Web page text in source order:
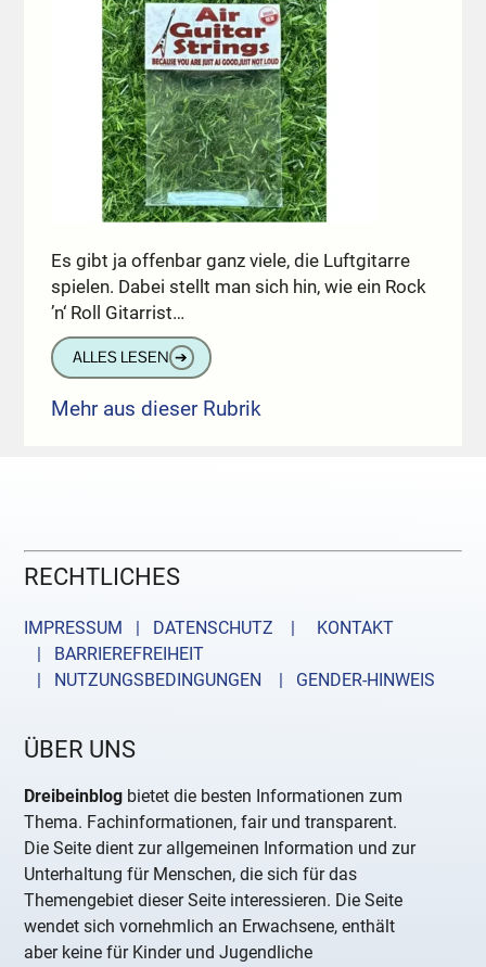
Es gibt ja offenbar ganz viele, die Luftgitarre
spielen. Dabei stellt man sich hin, wie ein Rock
’n‘ Roll Gitarrist…
ALLES LESEN ➔
Mehr aus dieser Rubrik
RECHTLICHES
IMPRESSUM | DATENSCHUTZ |
KONTAKT
| BARRIEREFREIHEIT
| NUTZUNGSBEDINGUNGEN
| GENDER-HINWEIS
ÜBER UNS
Dreibeinblog bietet die besten Informationen zum
Thema. Fachinformationen, fair und transparent.
Die Seite dient zur allgemeinen Information und zur
Unterhaltung für Menschen, die sich für das
Themengebiet dieser Seite interessieren. Die Seite
wendet sich vornehmlich an Erwachsene, enthält
aber keine für Kinder und Jugendliche